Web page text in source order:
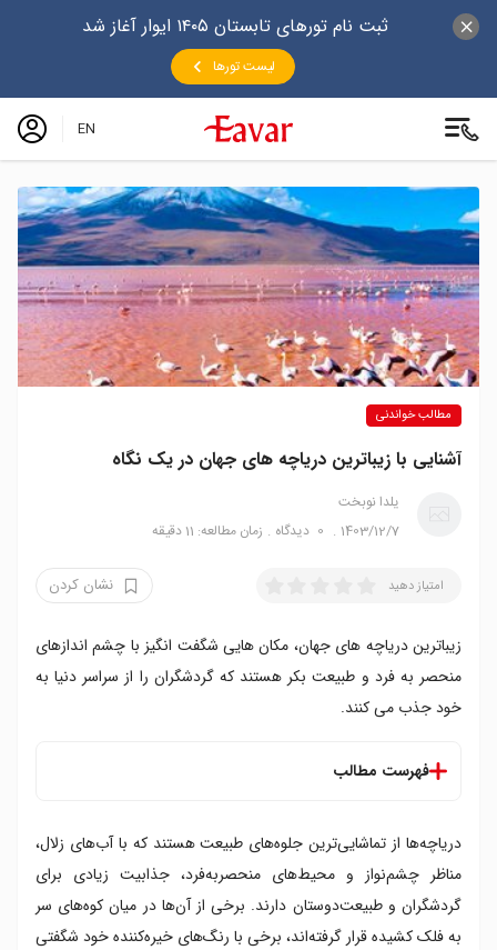
ثبت نام تورهای تابستان ۱۴۰۵ ایوار آغاز شد
لیست تورها
EN
مطالب خواندنی
آشنایی با زیباترین دریاچه های جهان در یک نگاه
یلدا نوبخت
1403/12/7
0 دیدگاه زمان مطالعه: 11 دقیقه
امتیاز دهید نشان کردن
زیباترین دریاچه های جهان، مکان هایی شگفت انگیز با چشم اندازهای
منحصر به فرد و طبیعت بکر هستند که گردشگران را از سراسر دنیا به
خود جذب می کنند.
فهرست مطالب
۱. دریا مرده در اردن
۲. دریاچه ملیسانی در یونان
۳. دریاچه رنگین در شیلی
۴. دریاچه سنت کلر در استرالیا
دریاچه‌ها از تماشایی‌ترین جلوه‌های طبیعت هستند که با آب‌های زلال،
مناظر چشم‌نواز و محیط‌های منحصربه‌فرد، جذابیت زیادی برای
گردشگران و طبیعت‌دوستان دارند. برخی از آن‌ها در میان کوه‌های سر
به فلک کشیده قرار گرفته‌اند، برخی با رنگ‌های خیره‌کننده خود شگفتی